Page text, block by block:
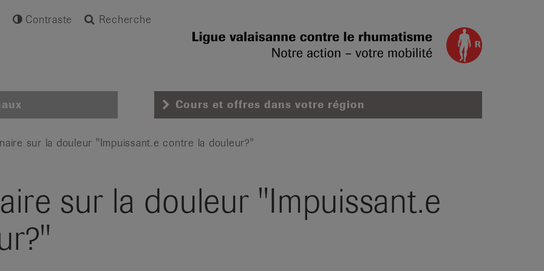
Contraste Recherche
Cours et offres dans votre région
sur la douleur "Impuissant.e contre la douleur?"
sur la douleur "Impuissant.e